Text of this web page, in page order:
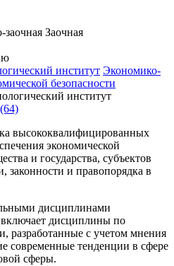
Заочная
институт Экономико-
безопасности
высококвалифицированных
экономической
и государства, субъектов
законности и правопорядка в
дисциплинами
включает дисциплины по
разработанные с учетом мнения
современные тенденции в сфере
сферы.